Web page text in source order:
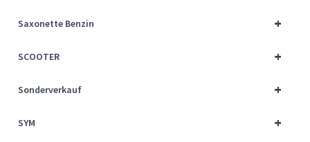
+
Saxonette Benzin
+
SCOOTER
+
Sonderverkauf
+
SYM